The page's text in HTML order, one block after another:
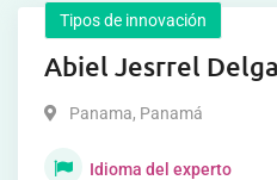
Tipos de innovación
Abiel Jesrrel
Panama, Panamá
Idioma del experto